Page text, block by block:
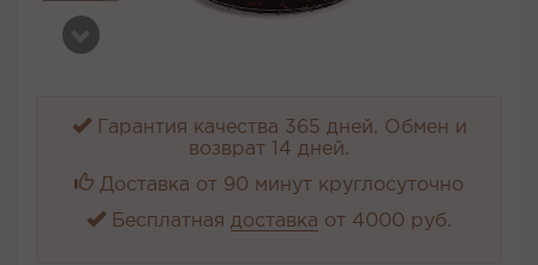
Гарантия качества 365 дней. Обмен и
возврат 14 дней.
Доставка от 90 минут круглосуточно
Бесплатная доставка от 4000 руб.